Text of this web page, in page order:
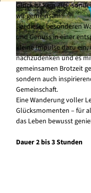
© Tourist-Information Willingen,
© Sauerland-Tourismus, Klaus-Peter
Glück ist kein Ziel,
wir gemeinsam!
Bei dieser besonderen
und Genuss in einer
kleine Impulse dazu ein,
nachzudenken und es
gemeinsamen Brotzeit
sondern auch
Gemeinschaft.
Eine Wanderung voller
Glücksmomenten – für
das Leben bewusst
Dauer 2 bis 3 Stunden